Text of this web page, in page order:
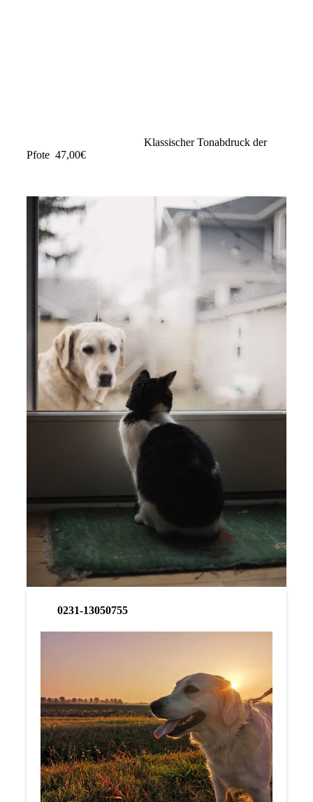
Klassischer Tonabdruck der
Pfote 47,00€
0231-13050755